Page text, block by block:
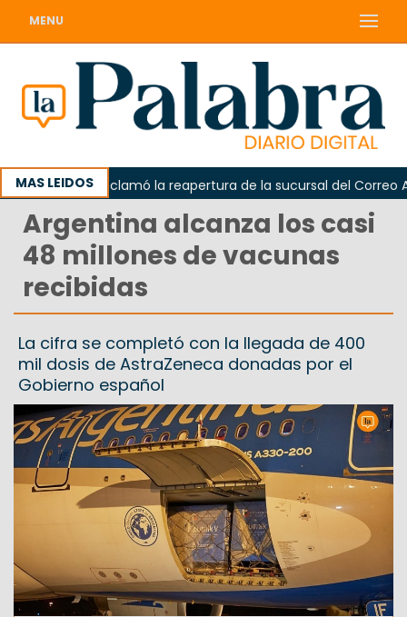
MENU
MAS LEIDOS
Odarda reclamó la reapertura de la sucursal del Correo
Argentina alcanza los casi
48 millones de vacunas
recibidas
La cifra se completó con la llegada de 400
mil dosis de AstraZeneca donadas por el
Gobierno español